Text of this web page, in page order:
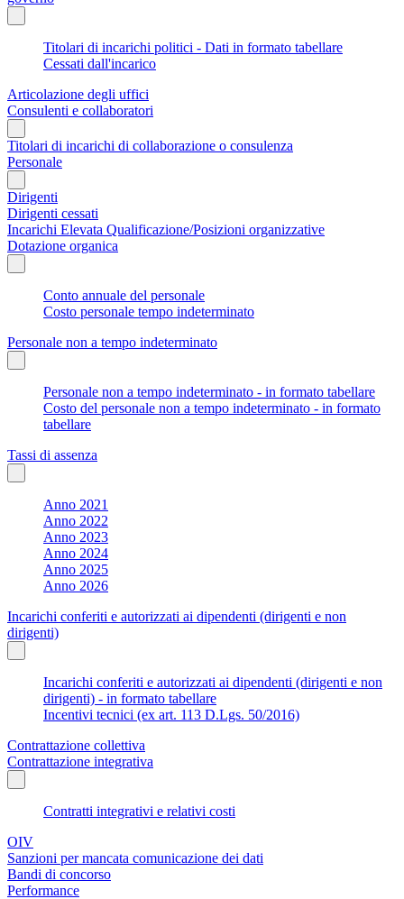
Titolari di incarichi politici - Dati in formato tabellare
Cessati dall'incarico
Articolazione degli uffici
Consulenti e collaboratori
Titolari di incarichi di collaborazione o consulenza
Personale
Dirigenti
Dirigenti cessati
Incarichi Elevata Qualificazione/Posizioni organizzative
Dotazione organica
Conto annuale del personale
Costo personale tempo indeterminato
Personale non a tempo indeterminato
Personale non a tempo indeterminato - in formato tabellare
Costo del personale non a tempo indeterminato - in formato
tabellare
Tassi di assenza
Anno 2021
Anno 2022
Anno 2023
Anno 2024
Anno 2025
Anno 2026
Incarichi conferiti e autorizzati ai dipendenti (dirigenti e non
dirigenti)
Incarichi conferiti e autorizzati ai dipendenti (dirigenti e non
dirigenti) - in formato tabellare
Incentivi tecnici (ex art. 113 D.Lgs. 50/2016)
Contrattazione collettiva
Contrattazione integrativa
Contratti integrativi e relativi costi
OIV
Sanzioni per mancata comunicazione dei dati
Bandi di concorso
Performance